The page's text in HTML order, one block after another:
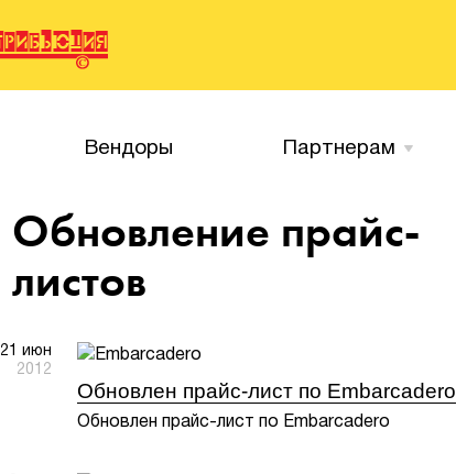
Вендоры Партнерам
Обновление прайс-
листов
21 июн
2012
Обновлен прайс-лист по Embarcadero
Обновлен прайс-лист по Embarcadero